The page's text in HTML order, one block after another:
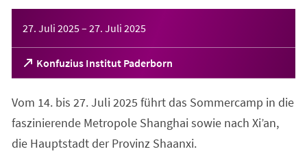
27. Juli 2025– 27. Juli 2025
Konfuzius Institut Paderborn
(Öffnet
in
neuen
Tab)
Vom 14. bis 27. Juli 2025 führt das Sommercamp in die
faszinierende Metropole Shanghai sowie nach Xi’an,
die Hauptstadt der Provinz Shaanxi.